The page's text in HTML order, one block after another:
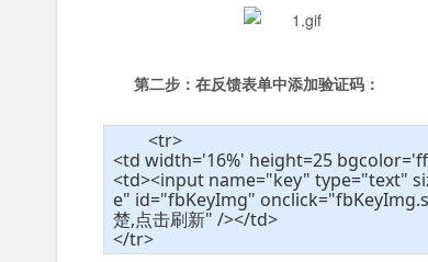
第二步：在反馈表单中添加验证码：
<tr>
<td width='16%' height=25
<td><input name="key" type="text"
e" id="fbKeyImg"
楚,点击刷新" /></td>
</tr>